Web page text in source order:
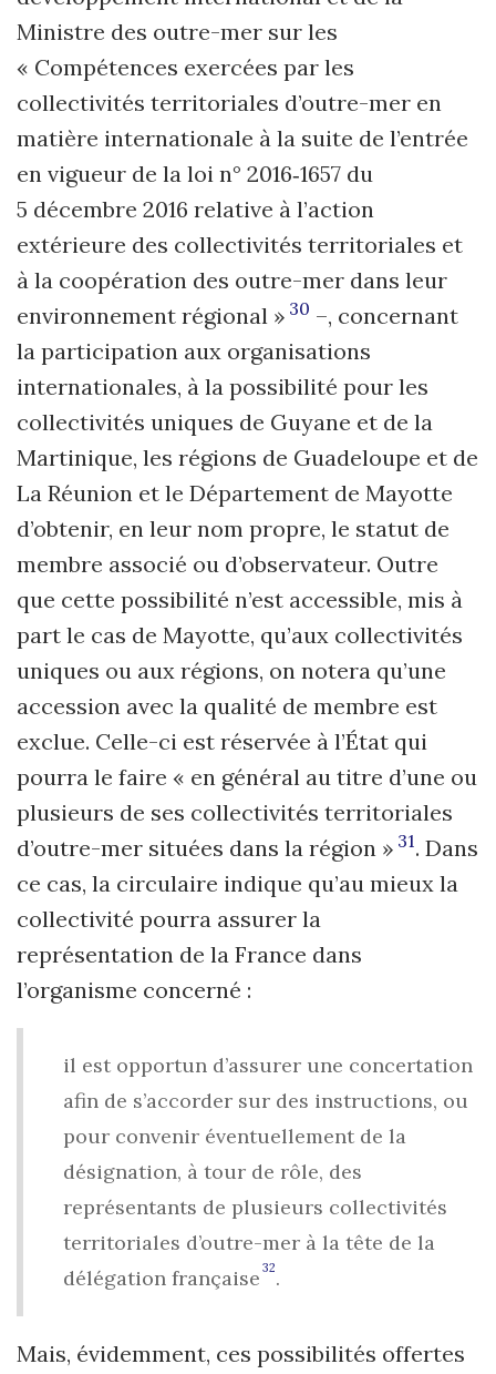
Ministre des outre-mer sur les
« Compétences exercées par les
collectivités territoriales d’outre-mer en
matière internationale à la suite de l’entrée
en vigueur de la loi n° 2016‑1657 du
5 décembre 2016 relative à l’action
extérieure des collectivités territoriales et
à la coopération des outre-mer dans leur
environnement régional » 30 –, concernant
la participation aux organisations
internationales, à la possibilité pour les
collectivités uniques de Guyane et de la
Martinique, les régions de Guadeloupe et de
La Réunion et le Département de Mayotte
d’obtenir, en leur nom propre, le statut de
membre associé ou d’observateur. Outre
que cette possibilité n’est accessible, mis à
part le cas de Mayotte, qu’aux collectivités
uniques ou aux régions, on notera qu’une
accession avec la qualité de membre est
exclue. Celle-ci est réservée à l’État qui
pourra le faire « en général au titre d’une ou
plusieurs de ses collectivités territoriales
d’outre-mer situées dans la région » 31. Dans
ce cas, la circulaire indique qu’au mieux la
collectivité pourra assurer la
représentation de la France dans
l’organisme concerné :
il est opportun d’assurer une concertation
afin de s’accorder sur des instruc­tions, ou
pour convenir éventuellement de la
désignation, à tour de rôle, des
représentants de plusieurs collectivités
territoriales d’outre-mer à la tête de la
délégation française 32.
Mais, évidemment, ces possibilités offertes